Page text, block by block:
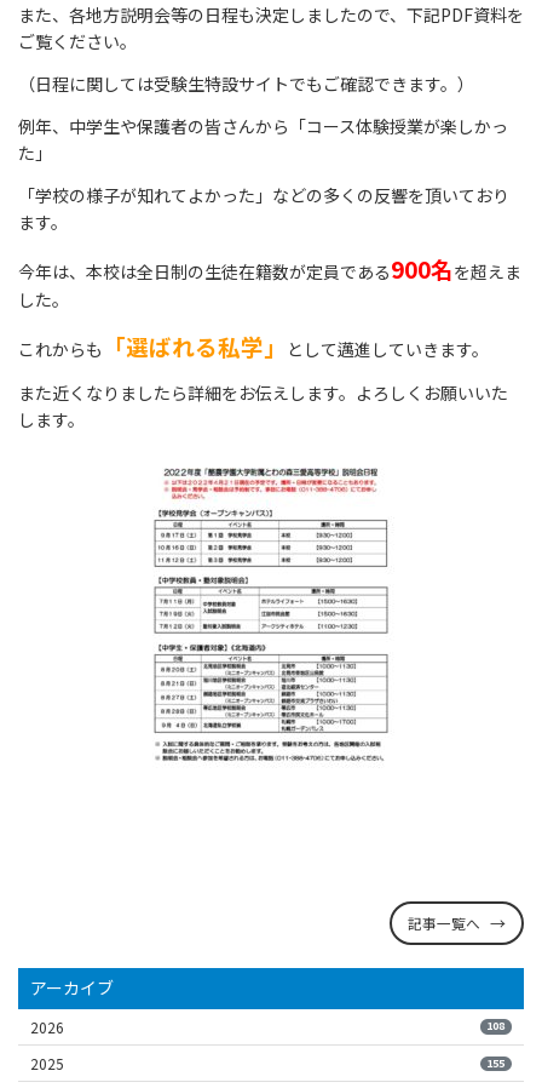
また、各地方説明会等の日程も決定しましたので、下記PDF資料を
ご覧ください。
（日程に関しては受験生特設サイトでもご確認できます。）
例年、中学生や保護者の皆さんから「コース体験授業が楽しかっ
た」
「学校の様子が知れてよかった」などの多くの反響を頂いており
ます。
今年は、本校は全日制の生徒在籍数が定員である900名を超えま
した。
これからも 「選ばれる私学」
として邁進していきます。
また近くなりましたら詳細をお伝えします。よろしくお願いいた
します。
記事一覧へ
アーカイブ
2026 108
2025 155